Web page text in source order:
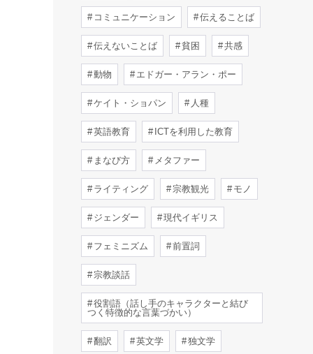
コミュニケーション 伝えることば
伝えないことば 貧困 共感
動物 エドガー・アラン・ポー
ケイト・ショパン 人種
英語教育 ICTを利用した教育
まなび方 メタファー
ライティング 宗教観光 モノ
ジェンダー 現代イギリス
フェミニズム 前置詞
宗教談話
役割語（話し手のキャラクターと結び
つく特徴的な言葉づかい）
翻訳 英文学 独文学